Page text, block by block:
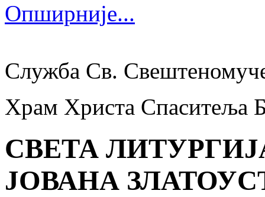
Опширније...
Служба Св.
Храм Христа Спаситеља
СВЕТА
ЈОВАНА